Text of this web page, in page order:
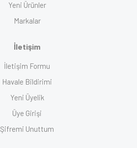
Yeni Ürünler
Markalar
İletişim
İletişim Formu
Havale Bildirimi
Yeni Üyelik
Üye Girişi
Şifremi Unuttum